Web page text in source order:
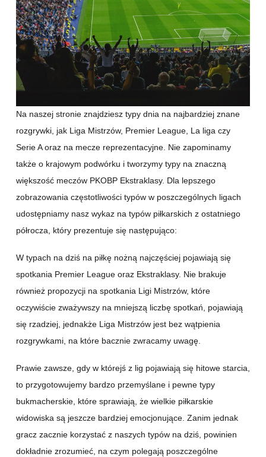
Na naszej stronie znajdziesz typy dnia na najbardziej znane
rozgrywki, jak Liga Mistrzów, Premier League, La liga czy
Serie A oraz na mecze reprezentacyjne. Nie zapominamy
także o krajowym podwórku i tworzymy typy na znaczną
większość meczów PKOBP Ekstraklasy. Dla lepszego
zobrazowania częstotliwości typów w poszczególnych ligach
udostępniamy nasz wykaz na typów piłkarskich z ostatniego
półrocza, który prezentuje się następująco:
W typach na dziś na piłkę nożną najczęściej pojawiają się
spotkania Premier League oraz Ekstraklasy. Nie brakuje
również propozycji na spotkania Ligi Mistrzów, które
oczywiście zważywszy na mniejszą liczbę spotkań, pojawiają
się rzadziej, jednakże Liga Mistrzów jest bez wątpienia
rozgrywkami, na które bacznie zwracamy uwagę.
Prawie zawsze, gdy w którejś z lig pojawiają się hitowe starcia,
to przygotowujemy bardzo przemyślane i pewne typy
bukmacherskie, które sprawiają, że wielkie piłkarskie
widowiska są jeszcze bardziej emocjonujące. Zanim jednak
gracz zacznie korzystać z naszych typów na dziś, powinien
dokładnie zrozumieć, na czym polegają poszczególne